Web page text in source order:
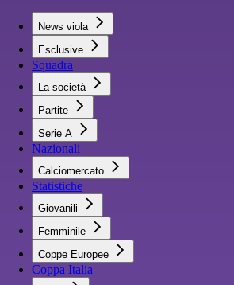
News viola
Esclusive
Squadra
La società
Partite
Serie A
Nazionali
Calciomercato
Statistiche
Giovanili
Femminile
Coppe Europee
Coppa Italia